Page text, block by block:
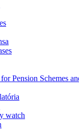
Pension Schemes
watch